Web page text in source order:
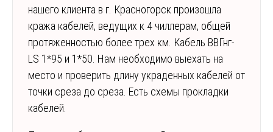
нашего клиента в г. Красногорск произошла
кража кабелей, ведущих к 4 чиллерам, общей
протяженностью более трех км. Кабель ВВГнг-
LS 1*95 и 1*50. Нам необходимо выехать на
место и проверить длину украденных кабелей от
точки среза до среза. Есть схемы прокладки
кабелей.